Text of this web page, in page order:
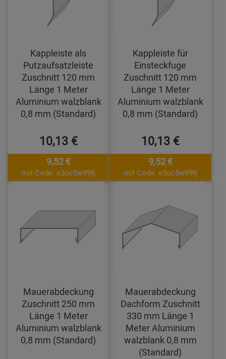
Kappleiste als
Putzaufsatzleiste
Zuschnitt 120 mm
Länge 1 Meter
Aluminium walzblank
0,8 mm (Standard)
10,13 €
9,52 €
mit Code: e3oc5w99fj
Kappleiste für
Einsteckfuge
Zuschnitt 120 mm
Länge 1 Meter
Aluminium walzblank
0,8 mm (Standard)
10,13 €
9,52 €
mit Code: e3oc5w99fj
Mauerabdeckung
Zuschnitt 250 mm
Länge 1 Meter
Aluminium walzblank
0,8 mm (Standard)
Mauerabdeckung
Dachform Zuschnitt
330 mm Länge 1
Meter Aluminium
walzblank 0,8 mm
(Standard)